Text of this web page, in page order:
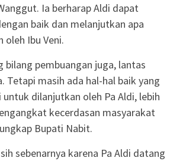
Ia berharap Aldi dapat
baik dan melanjutkan apa
oleh Ibu Veni.
bilang pembuangan juga, lantas
Tetapi masih ada hal-hal baik yang
dilanjutkan oleh Pa Aldi, lebih
kecerdasan masyarakat
Bupati Nabit.
sebenarnya karena Pa Aldi datang